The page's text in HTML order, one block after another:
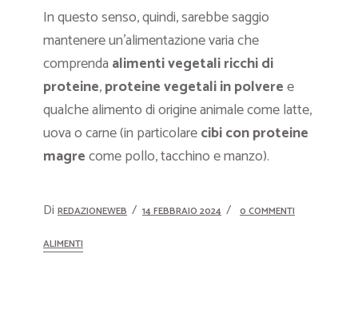
In questo senso, quindi, sarebbe saggio
mantenere un’alimentazione varia che
comprenda alimenti vegetali ricchi di
proteine,proteine vegetali in polveree
qualche alimento di origine animale come latte,
uova o carne (in particolarecibi con proteine
magrecome pollo, tacchino e manzo).
Di REDAZIONEWEB 14 FEBBRAIO 2024 0 COMMENTI
ALIMENTI